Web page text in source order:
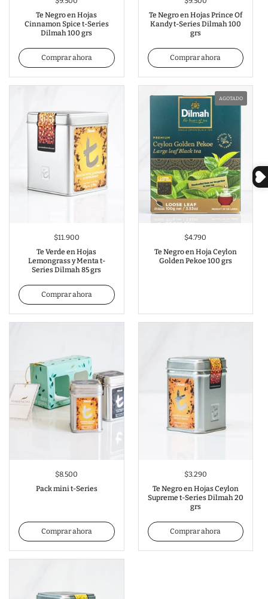
Te Negro en Hojas
Cinnamon Spice t-Series
Dilmah 100 grs
Comprar ahora
Te Negro en Hojas Prince Of
Kandy t-Series Dilmah 100
grs
Comprar ahora
$11.900
Te Verde en Hojas
Lemongrass y Menta t-
Series Dilmah 85 grs
Comprar ahora
$4.790
Te Negro en Hoja Ceylon
Golden Pekoe 100 grs
AGOTADO
$8.500
Pack mini t-Series
Comprar ahora
$3.290
Te Negro en Hojas Ceylon
Supreme t-Series Dilmah 20
grs
Comprar ahora